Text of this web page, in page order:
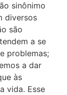
sinônimo
diversos
são
a se
problemas;
a dar
às
vida. Esse